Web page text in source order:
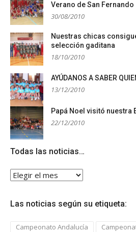
Verano de San Fernando
30/08/2010
Nuestras chicas
selección gaditana
18/10/2010
AYÚDANOS A SABER
13/12/2010
Papá Noel visitó nuestra
22/12/2010
Todas las noticias…
Todas
las
Las noticias según su etiqueta:
Campeonato Andalucía